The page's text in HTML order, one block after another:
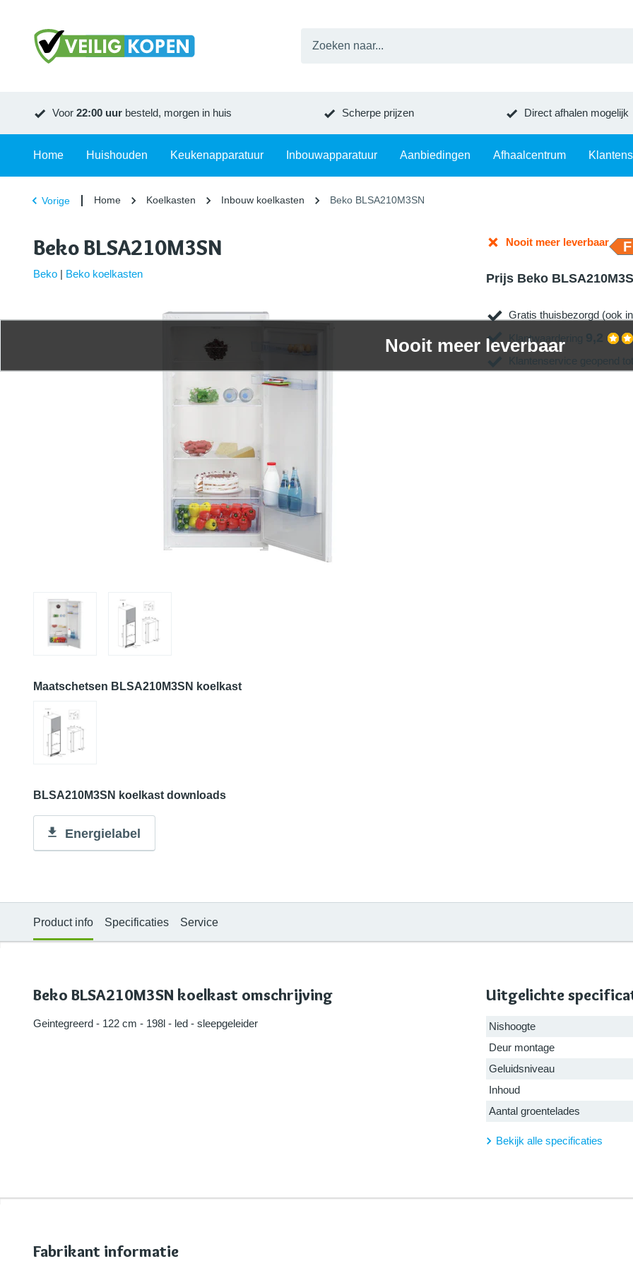
Voor 22:00 uur besteld, morgen in huis Scherpe prijzen Direct afhalen mogelijk
Home Huishouden Keukenapparatuur Inbouwapparatuur Aanbiedingen Afhaalcentrum
Vorige Home Koelkasten Inbouw koelkasten Beko BLSA210M3SN
Beko BLSA210M3SN
Beko | Beko koelkasten
Nooit meer leverbaar
Maatschetsen BLSA210M3SN koelkast
BLSA210M3SN koelkast downloads
Energielabel
Nooit meer leverbaar F
Prijs Beko
Gratis thuisbezorgd (ook
Klantwaardering 9,2
Klantenservice geopend tot
Product info Specificaties Service
Beko BLSA210M3SN koelkast omschrijving
Geintegreerd - 122 cm - 198l - led - sleepgeleider
Uitgelichte
Nishoogte
Deur montage
Geluidsniveau
Inhoud
Aantal groentelades
Bekijk alle specificaties
Fabrikant informatie